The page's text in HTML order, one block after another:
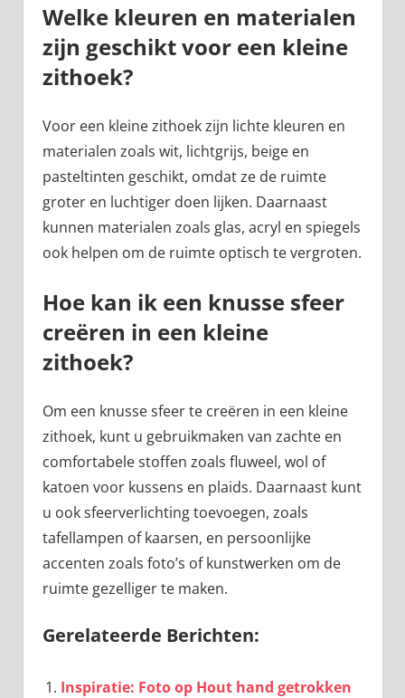
Welke kleuren en materialen
zijn geschikt voor een kleine
zithoek?
Voor een kleine zithoek zijn lichte kleuren en
materialen zoals wit, lichtgrijs, beige en
pasteltinten geschikt, omdat ze de ruimte
groter en luchtiger doen lijken. Daarnaast
kunnen materialen zoals glas, acryl en spiegels
ook helpen om de ruimte optisch te vergroten.
Hoe kan ik een knusse sfeer
creëren in een kleine
zithoek?
Om een knusse sfeer te creëren in een kleine
zithoek, kunt u gebruikmaken van zachte en
comfortabele stoffen zoals fluweel, wol of
katoen voor kussens en plaids. Daarnaast kunt
u ook sfeerverlichting toevoegen, zoals
tafellampen of kaarsen, en persoonlijke
accenten zoals foto’s of kunstwerken om de
ruimte gezelliger te maken.
Gerelateerde Berichten:
Inspiratie: Foto op Hout hand getrokken